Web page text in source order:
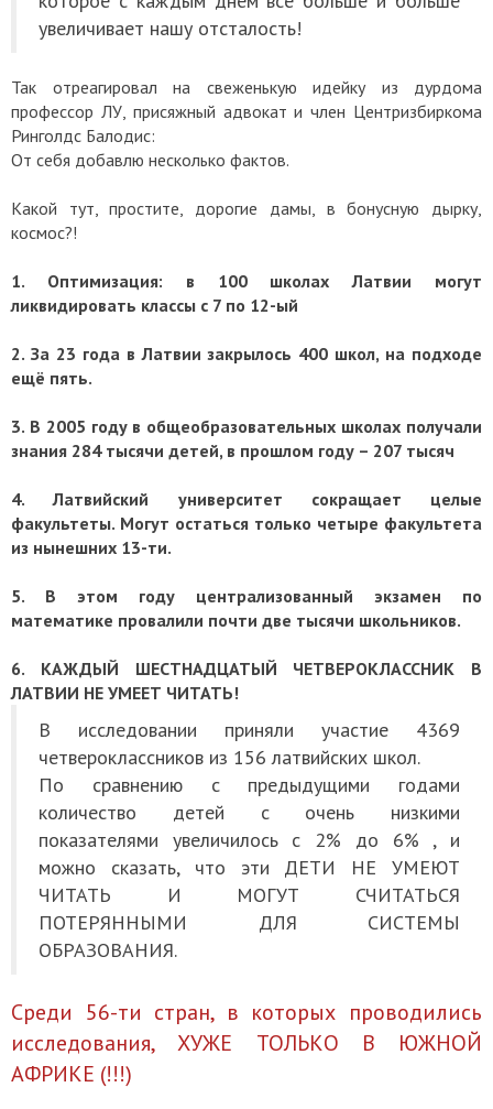
увеличивает нашу отсталость!
Так отреагировал на свеженькую идейку из дурдома
профессор ЛУ, присяжный адвокат и член Центризбиркома
Ринголдс Балодис:
От себя добавлю несколько фактов.
Какой тут, простите, дорогие дамы, в бонусную дырку,
космос?!
1. Оптимизация: в 100 школах Латвии могут
ликвидировать классы с 7 по 12-ый
2. За 23 года в Латвии закрылось 400 школ, на подходе
ещё пять.
3. В 2005 году в общеобразовательных школах получали
знания 284 тысячи детей, в прошлом году – 207 тысяч
4. Латвийский университет сокращает целые
факультеты. Могут остаться только четыре факультета
из нынешних 13-ти.
5. В этом году централизованный экзамен по
математике провалили почти две тысячи школьников.
6. КАЖДЫЙ ШЕСТНАДЦАТЫЙ ЧЕТВЕРОКЛАССНИК В
ЛАТВИИ НЕ УМЕЕТ ЧИТАТЬ!
В исследовании приняли участие 4369
четвероклассников из 156 латвийских школ.
По сравнению с предыдущими годами
количество детей с очень низкими
показателями увеличилось с 2% до 6% , и
можно сказать, что эти ДЕТИ НЕ УМЕЮТ
ЧИТАТЬ И МОГУТ СЧИТАТЬСЯ
ПОТЕРЯННЫМИ ДЛЯ СИСТЕМЫ
ОБРАЗОВАНИЯ.
Среди 56-ти стран, в которых проводились
исследования, ХУЖЕ ТОЛЬКО В ЮЖНОЙ
АФРИКЕ (!!!)